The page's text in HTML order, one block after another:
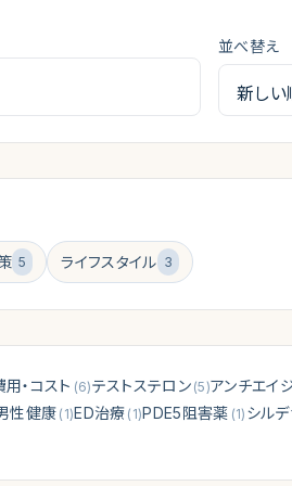
並べ替え
5 ライフスタイル 3
用・コスト (6)テストステロン (5)アンチエイ
性健康 ( 1)ED治療 ( 1)PDE5阻害薬 (1) シル